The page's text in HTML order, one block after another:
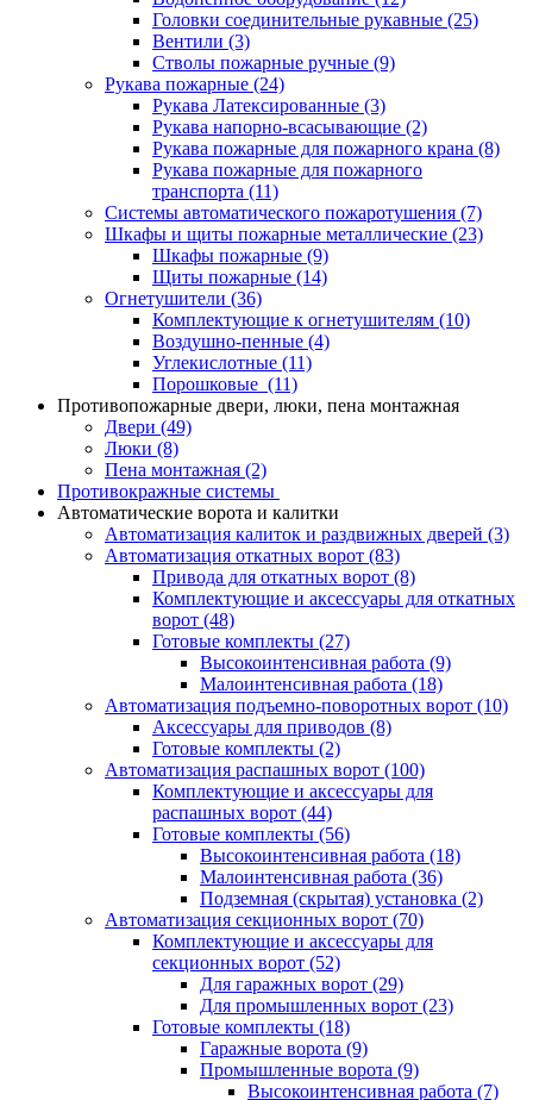
Головки соединительные рукавные (25)
Вентили (3)
Стволы пожарные ручные (9)
Рукава пожарные (24)
Рукава Латексированные (3)
Рукава напорно-всасывающие (2)
Рукава пожарные для пожарного крана (8)
Рукава пожарные для пожарного
транспорта (11)
Системы автоматического пожаротушения (7)
Шкафы и щиты пожарные металлические (23)
Шкафы пожарные (9)
Щиты пожарные (14)
Огнетушители (36)
Комплектующие к огнетушителям (10)
Воздушно-пенные (4)
Углекислотные (11)
Порошковые (11)
Противопожарные двери, люки, пена монтажная
Двери (49)
Люки (8)
Пена монтажная (2)
Противокражные системы
Автоматические ворота и калитки
Автоматизация калиток и раздвижных дверей (3)
Автоматизация откатных ворот (83)
Привода для откатных ворот (8)
Комплектующие и аксессуары для откатных
ворот (48)
Готовые комплекты (27)
Высокоинтенсивная работа (9)
Малоинтенсивная работа (18)
Автоматизация подъемно-поворотных ворот (10)
Аксессуары для приводов (8)
Готовые комплекты (2)
Автоматизация распашных ворот (100)
Комплектующие и аксессуары для
распашных ворот (44)
Готовые комплекты (56)
Высокоинтенсивная работа (18)
Малоинтенсивная работа (36)
Подземная (скрытая) установка (2)
Автоматизация секционных ворот (70)
Комплектующие и аксессуары для
секционных ворот (52)
Для гаражных ворот (29)
Для промышленных ворот (23)
Готовые комплекты (18)
Гаражные ворота (9)
Промышленные ворота (9)
Высокоинтенсивная работа (7)